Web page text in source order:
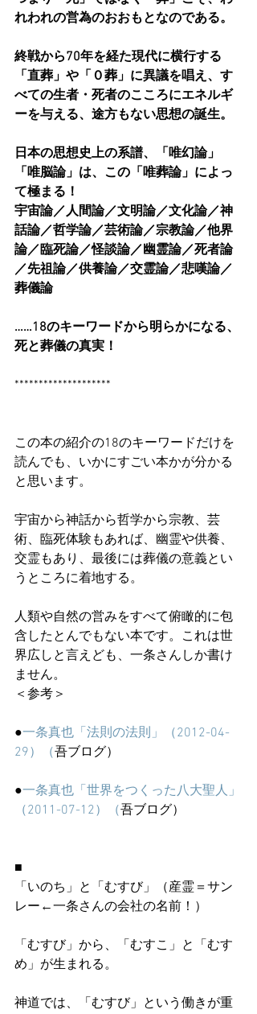
れわれの営為のおおもとなのである。
終戦から70年を経た現代に横行する
「直葬」や「０葬」に異議を唱え、す
べての生者・死者のこころにエネルギ
ーを与える、途方もない思想の誕生。
日本の思想史上の系譜、「唯幻論」
「唯脳論」は、この「唯葬論」によっ
て極まる！
宇宙論／人間論／文明論／文化論／神
話論／哲学論／芸術論／宗教論／他界
論／臨死論／怪談論／幽霊論／死者論
／先祖論／供養論／交霊論／悲嘆論／
葬儀論
……18のキーワードから明らかになる、
死と葬儀の真実！
********************
この本の紹介の18のキーワードだけを
読んでも、いかにすごい本かが分かる
と思います。
宇宙から神話から哲学から宗教、芸
術、臨死体験もあれば、幽霊や供養、
交霊もあり、最後には葬儀の意義とい
うところに着地する。
人類や自然の営みをすべて俯瞰的に包
含したとんでもない本です。これは世
界広しと言えども、一条さんしか書け
ません。
＜参考＞
●一条真也「法則の法則」（2012-04-
29）（吾ブログ）
●一条真也「世界をつくった八大聖人」
（2011-07-12）（吾ブログ）
■
「いのち」と「むすび」（産霊＝サン
レー←一条さんの会社の名前！）
「むすび」から、「むすこ」と「むす
め」が生まれる。
神道では、「むすび」という働きが重